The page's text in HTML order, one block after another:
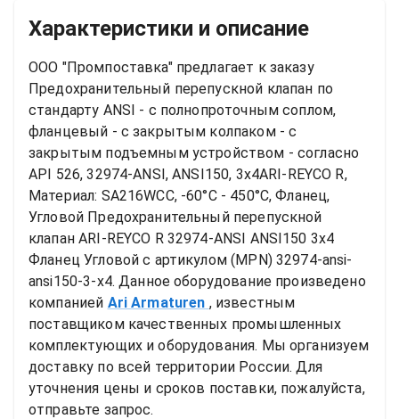
Характеристики и описание
ООО "Промпоставка" предлагает к заказу
Предохранительный перепускной клапан по
стандарту ANSI - с полнопроточным соплом,
фланцевый - с закрытым колпаком - с
закрытым подъемным устройством - согласно
API 526, 32974-ANSI, ANSI150, 3x4ARI-REYCO R,
Материал: SA216WCC, -60°C - 450°C, Фланец,
Угловой Предохранительный перепускной
клапан ARI-REYCO R 32974-ANSI ANSI150 3x4
Фланец Угловой с артикулом (MPN) 32974-ansi-
ansi150-3-x4. Данное оборудование произведено
компанией Ari Armaturen , известным
поставщиком качественных промышленных
комплектующих и оборудования. Мы организуем
доставку по всей территории России. Для
уточнения цены и сроков поставки, пожалуйста,
отправьте запрос.